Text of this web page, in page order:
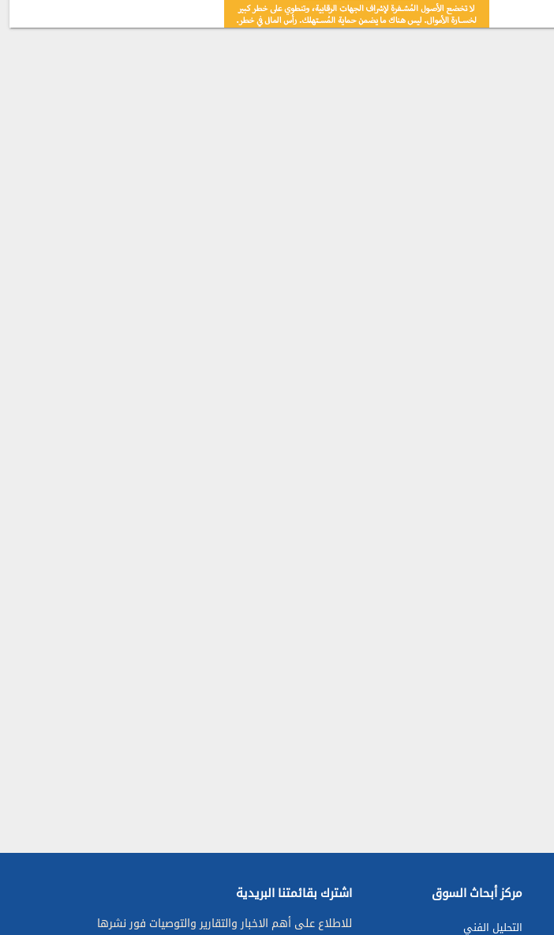
مركز أبحاث السوق
التحليل الفني
اشترك بقائمتنا البريدية
للاطلاع على أهم الاخبار والتقارير والتوصيات فور نشرها